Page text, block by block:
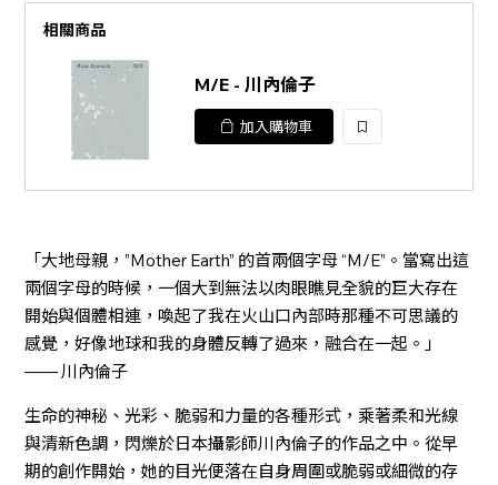
相關商品
M/E - 川內倫子
加入購物車
加
「大地母親，”Mother Earth” 的首兩個字母 “M/E”。當寫出這
兩個字母的時候，一個大到無法以肉眼瞧見全貌的巨大存在
開始與個體相連，喚起了我在火山口內部時那種不可思議的
感覺，好像地球和我的身體反轉了過來，融合在一起。」
—— 川內倫子
生命的神秘、光彩、脆弱和力量的各種形式，乘著柔和光線
與清新色調，閃爍於日本攝影師川內倫子的作品之中。從早
期的創作開始，她的目光便落在自身周圍或脆弱或細微的存